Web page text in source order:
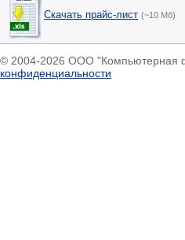
Скачать прайс-лист (~10 Мб)
© 2004-2026 ООО
конфиденциальности